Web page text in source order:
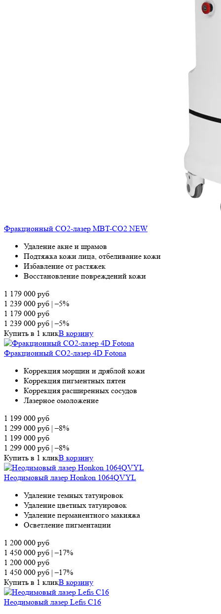
Фракционный СО2-лазер MBT-CO2 NEW
Удаление акне и шрамов
Подтяжка кожи лица, отбеливание кожи
Избавление от растяжек
Восстановление повреждений кожи
1 179 000 руб
1 239 000 руб |–5%
1 179 000 руб
1 239 000 руб |–5%
Купить в 1 кликВ корзину
Фракционный СО2-лазер 4D Fotona
Коррекция морщин и дряблой кожи
Коррекция пигментных пятен
Коррекция расширенных сосудов
Лазерное омоложение
1 199 000 руб
1 299 000 руб |–8%
1 199 000 руб
1 299 000 руб |–8%
Купить в 1 кликВ корзину
Неодимовый лазер Honkon 1064QVYL
Удаление темных татуировок
Удаление цветных татуировок
Удаление перманентного макияжа
Осветление пигментации
1 200 000 руб
1 450 000 руб |–17%
1 200 000 руб
1 450 000 руб |–17%
Купить в 1 кликВ корзину
Неодимовый лазер Lefis С16